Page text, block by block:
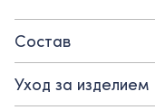
Детали:
- короткий рукав
Состав
Уход за изделием